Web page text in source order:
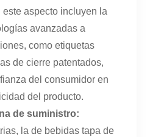
aspecto incluyen la
avanzadas a
como etiquetas
de cierre patentados,
del consumidor en
del producto.
de suministro:
la de bebidastapa de